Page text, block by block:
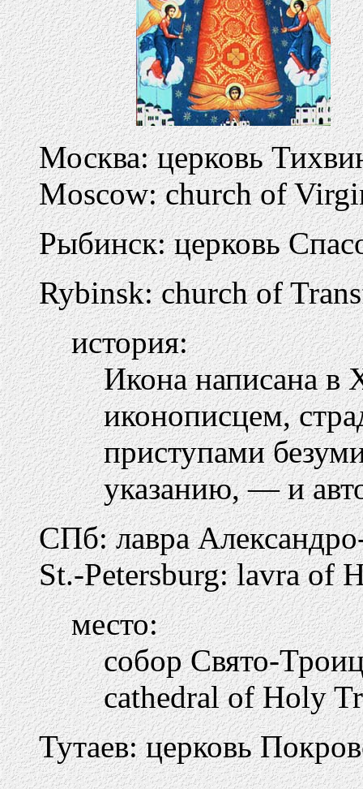
Москва: церковь
Moscow: church of
Рыбинск: церковь
Rybinsk: church of
история:
Икона написана в
иконописцем,
приступами
указанию, — и
СПб: лавра
St.-Petersburg: lavra of
место:
собор Свято-
cathedral of Holy
Тутаев: церковь